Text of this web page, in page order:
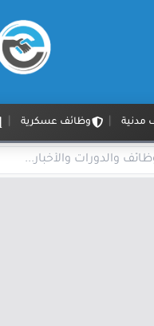
مدنية وظائف عسكرية